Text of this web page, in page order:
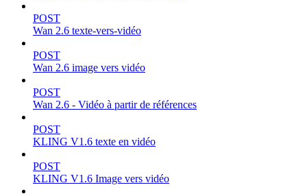
POST
Wan 2.6 texte-vers-vidéo
POST
Wan 2.6 image vers vidéo
POST
Wan 2.6 - Vidéo à partir de références
POST
KLING V1.6 texte en vidéo
POST
KLING V1.6 Image vers vidéo